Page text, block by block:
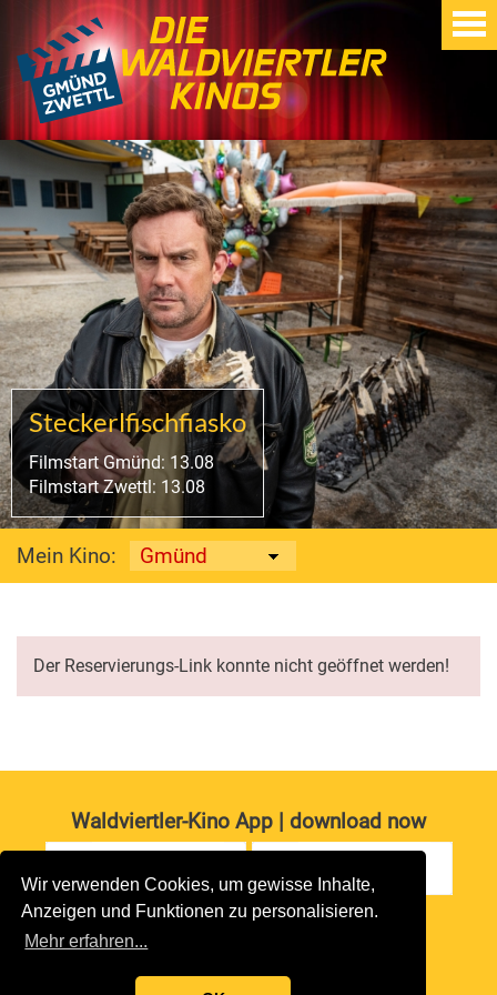
Wir verwenden Cookies, um gewisse Inhalte,
Anzeigen und Funktionen zu personalisieren.
Mehr erfahren...
Steckerlfischfiasko
Filmstart Gmünd: 13.08
Filmstart Zwettl: 13.08
Mein Kino:
Der Reservierungs-Link konnte nicht geöffnet werden!
Waldviertler-Kino App | download now
copyright 2026 waldviertler-kinos